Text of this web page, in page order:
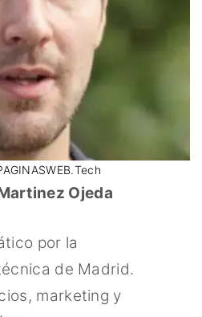
Ojeda
por la
de Madrid.
marketing y